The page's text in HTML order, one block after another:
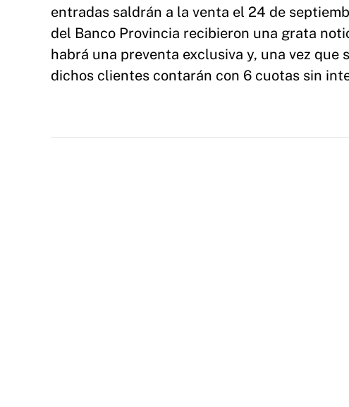
entradas saldrán a la venta el 24 de
del Banco Provincia recibieron una grata
habrá una preventa exclusiva y, una vez que
dichos clientes contarán con 6 cuotas sin